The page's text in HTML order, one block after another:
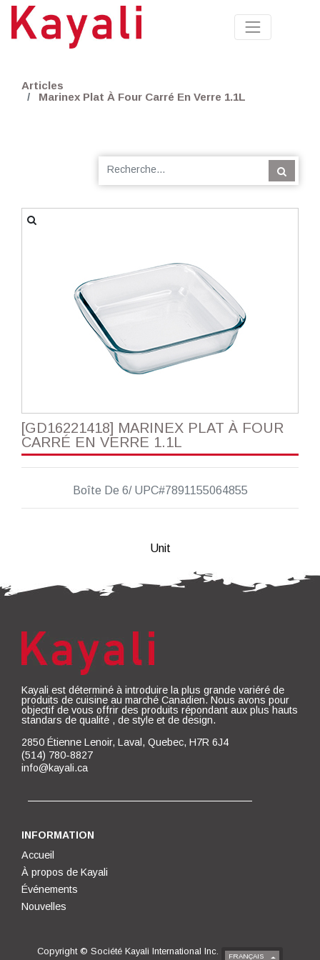
Articles
Marinex Plat À Four Carré En Verre 1.1L
[GD16221418] MARINEX PLAT À FOUR
CARRÉ EN VERRE 1.1L
Boîte De 6/ UPC#7891155064855
Unit
Kayali est déterminé à introduire la plus grande variéré de
produits de cuisine au marché Canadien. Nous avons pour
objectif de vous offrir des produits répondant aux plus hauts
standars de qualité , de style et de design.
2850 Étienne Lenoir, Laval, Quebec, H7R 6J4
(514) 780-8827
info@kayali.ca
INFORMATION
Accueil
À propos de Kayali
Événements
Nouvelles
Copyright © Société Kayali International Inc. FRANÇAIS